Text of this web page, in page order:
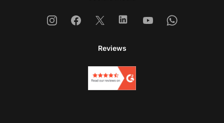
InstagramFacebook
X LinkedinYoutubeWhatsapp
Reviews